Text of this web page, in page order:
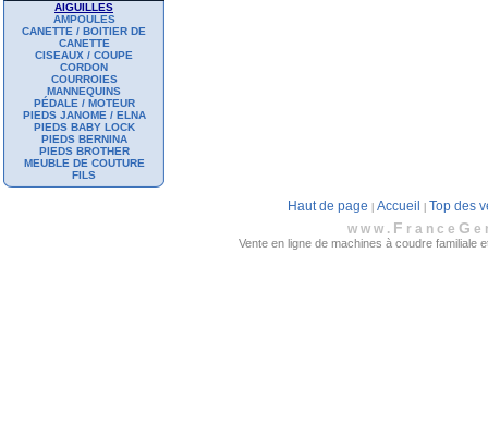
AIGUILLES
AMPOULES
CANETTE / BOITIER DE
CANETTE
CISEAUX / COUPE
CORDON
COURROIES
MANNEQUINS
PÉDALE / MOTEUR
PIEDS JANOME / ELNA
PIEDS BABY LOCK
PIEDS BERNINA
PIEDS BROTHER
MEUBLE DE COUTURE
FILS
Haut de page Accueil
Top des
www. F rance G
Vente en ligne de machines à coudre familiale